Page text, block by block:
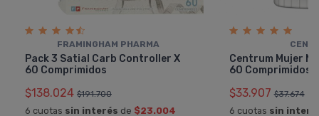
FRAMINGHAM PHARMA
Pack 3 Satial Carb Controller X
60 Comprimidos
$138.024 $191.700
6 cuotas sin interés de $23.004
Centrum Mujer
60 Comprimidos
$33.907 $37.674
6 cuotas sin